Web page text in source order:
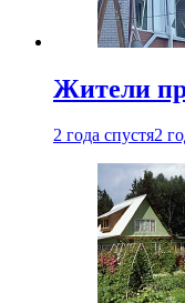
Жители
2 года спустя2